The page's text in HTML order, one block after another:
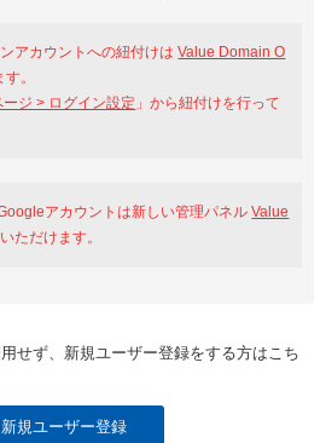
アカウントへの紐付けはValue Domain O
。
ージ > ログイン設定 」から紐付けを行って
アカウントは新しい管理パネルValue
ただけます。
せず、新規ユーザー登録をする方はこち
新規ユーザー登録